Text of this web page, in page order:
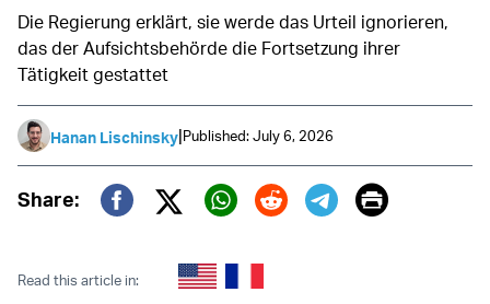
Die Regierung erklärt, sie werde das Urteil ignorieren,
das der Aufsichtsbehörde die Fortsetzung ihrer
Tätigkeit gestattet
Hanan Lischinsky|Published: July 6, 2026
Share:
Twitter (X)
Print
Read this article in: